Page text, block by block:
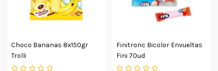
Choco Bananas 8x150gr
Trolli
Finitronc Bicolor Envueltas
Fini 70ud